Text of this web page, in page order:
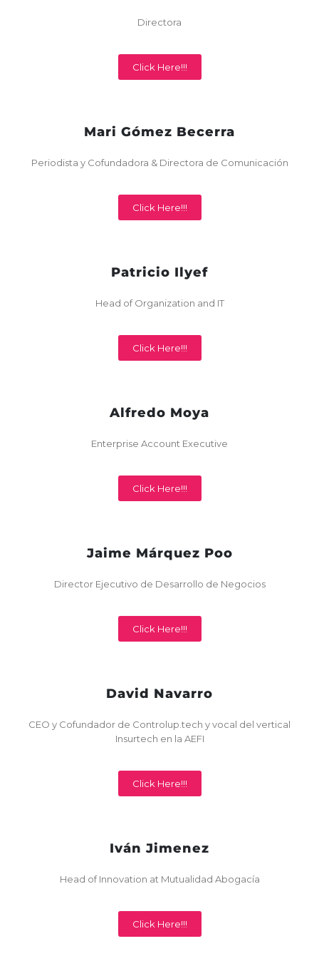
Directora
Click Here!!!
Mari Gómez Becerra
Periodista y Cofundadora & Directora de Comunicación
Click Here!!!
Patricio Ilyef
Head of Organization and IT
Click Here!!!
Alfredo Moya
Enterprise Account Executive
Click Here!!!
Jaime Márquez Poo
Director Ejecutivo de Desarrollo de Negocios
Click Here!!!
David Navarro
CEO y Cofundador de Controlup.tech y vocal del vertical
Insurtech en la AEFI
Click Here!!!
Iván Jimenez
Head of Innovation at Mutualidad Abogacía
Click Here!!!